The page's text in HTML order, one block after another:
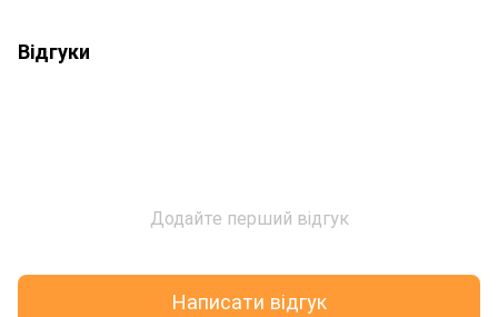
Відгуки
Додайте перший відгук
Написати відгук